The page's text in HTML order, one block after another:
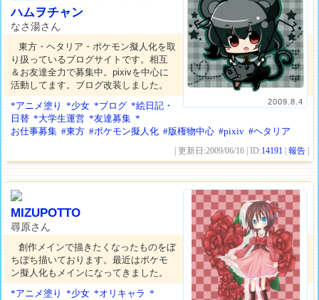
2009.8.4
ハムヲチャン
なさ湯さん
東方・ヘタリア・ポケモン擬人化を取
り扱っているブログサイトです。相互
＆お友達全力で募集中。pixivを中心に
活動してます。ブログ改装しました。
*アニメ塗り
*少女 *ブログ *絵日記・
日替 *大学生運営 *友達募集 *
お仕事募集 #東方 #ポケモン擬人化 #版権物中心 #pixiv #ヘタリア
| 更新日:2009/06/16 | ID:14191 |報告
MIZUPOTTO
尋原さん
創作メインで描きたくなったものをぼ
ちぼち描いております。最近はポケモ
ン擬人化もメインになってきました。
*アニメ塗り
*少女 *オリキャラ *